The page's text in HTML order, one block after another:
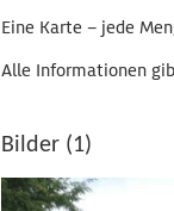
Eine Karte – jede
Alle Informationen
Bilder (1)